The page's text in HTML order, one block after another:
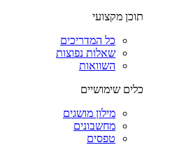
תוכן מקצועי
כל המדריכים
שאלות נפוצות
השוואות
כלים שימושיים
מילון מושגים
מחשבונים
טפסים